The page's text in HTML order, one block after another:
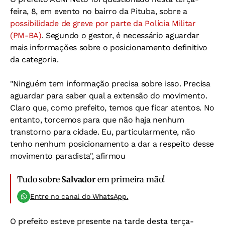
feira, 8, em evento no bairro da Pituba, sobre a
possibilidade de greve por parte da Polícia Militar
(PM-BA). Segundo o gestor, é necessário aguardar
mais informações sobre o posicionamento definitivo
da categoria.
"Ninguém tem informação precisa sobre isso. Precisa
aguardar para saber qual a extensão do movimento.
Claro que, como prefeito, temos que ficar atentos. No
entanto, torcemos para que não haja nenhum
transtorno para cidade. Eu, particularmente, não
tenho nenhum posicionamento a dar a respeito desse
movimento paradista", afirmou
Tudo sobre Salvadorem primeira mão!
Entre no canal do WhatsApp.
O prefeito esteve presente na tarde desta terça-